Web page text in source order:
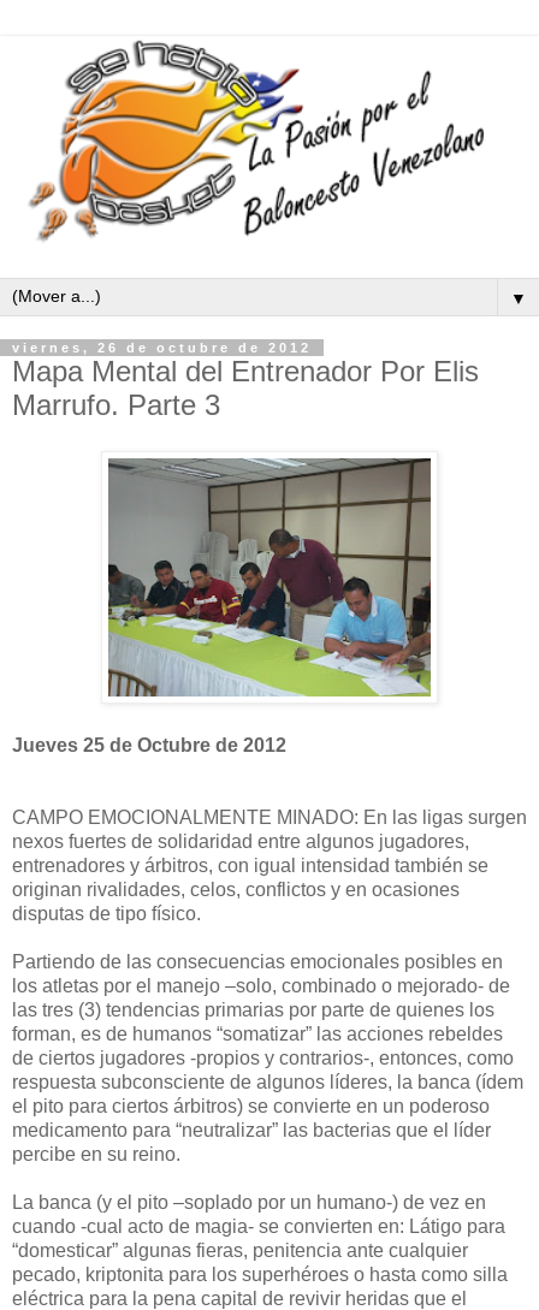
▼
viernes, 26 de octubre de 2012
Mapa Mental del Entrenador Por Elis
Marrufo. Parte 3
Jueves 25 de Octubre de 2012
CAMPO EMOCIONALMENTE MINADO: En las ligas surgen
nexos fuertes de solidaridad entre algunos jugadores,
entrenadores y árbitros, con igual intensidad también se
originan rivalidades, celos, conflictos y en ocasiones
disputas de tipo físico.
Partiendo de las consecuencias emocionales posibles en
los atletas por el manejo –solo, combinado o mejorado- de
las tres (3) tendencias primarias por parte de quienes los
forman, es de humanos “somatizar” las acciones rebeldes
de ciertos jugadores -propios y contrarios-, entonces, como
respuesta subconsciente de algunos líderes, la banca (ídem
el pito para ciertos árbitros) se convierte en un poderoso
medicamento para “neutralizar” las bacterias que el líder
percibe en su reino.
La banca (y el pito –soplado por un humano-) de vez en
cuando -cual acto de magia- se convierten en: Látigo para
“domesticar” algunas fieras, penitencia ante cualquier
pecado, kriptonita para los superhéroes o hasta como silla
eléctrica para la pena capital de revivir heridas que el